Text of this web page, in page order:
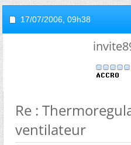
17/07/2006, 09h38
Re :
ventilateur